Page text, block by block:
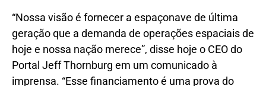
“Nossa visão é fornecer a espaçonave de última
geração que a demanda de operações espaciais de
hoje e nossa nação merece”, disse hoje o CEO do
Portal Jeff Thornburg em um comunicado à
imprensa. “Esse financiamento é uma prova do